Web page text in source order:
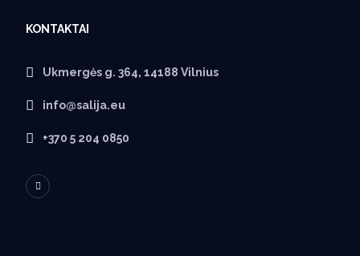
KONTAKTAI
Ukmergės g. 364, 14188 Vilnius
info@salija.eu
+370 5 204 0850